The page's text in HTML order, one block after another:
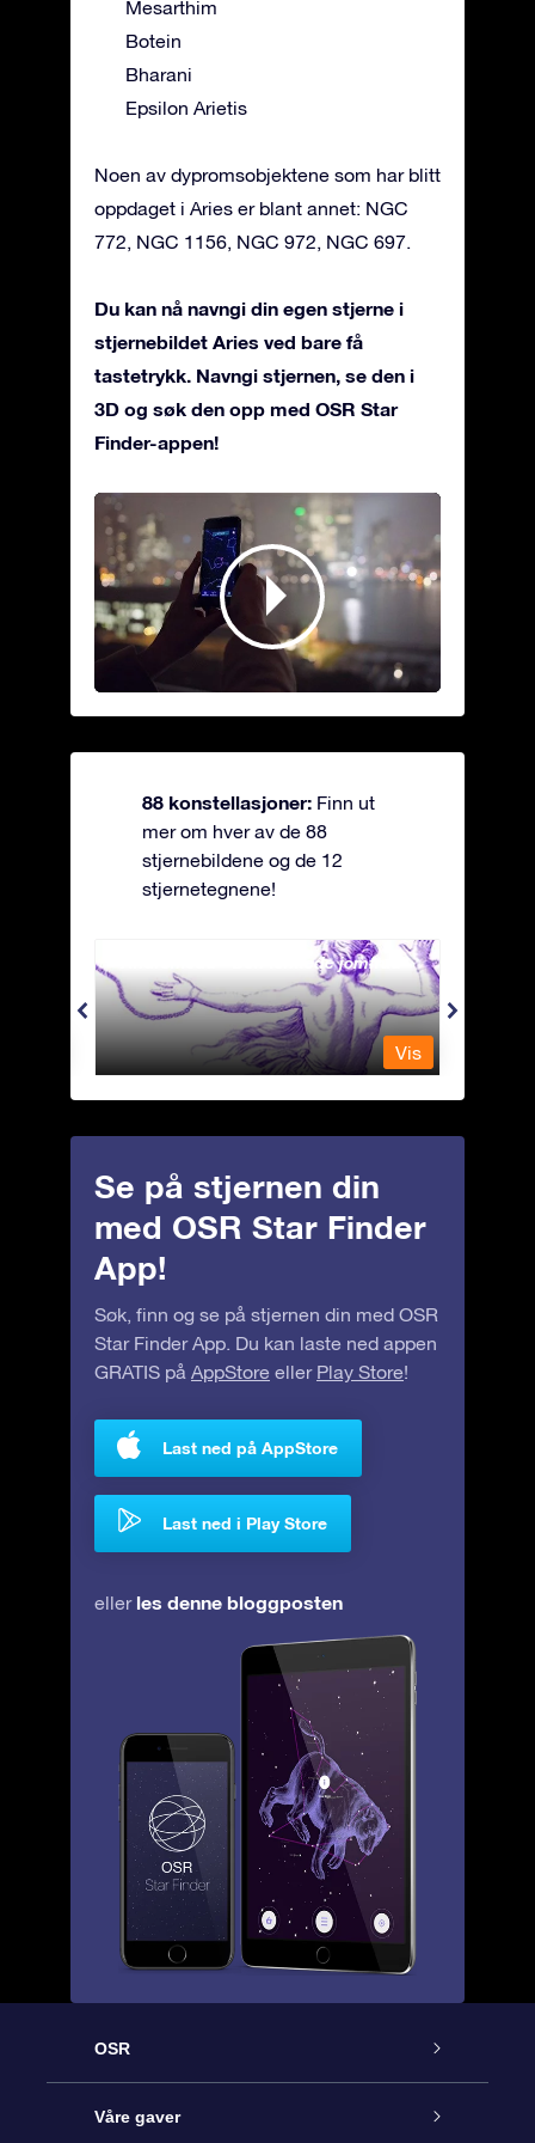
Mesarthim
Botein
Bharani
Epsilon Arietis
Noen av dypromsobjektene som har blitt
oppdaget i Aries er blant annet: NGC
772, NGC 1156, NGC 972, NGC 697.
Du kan nå navngi din egen stjerne i
stjernebildet Aries ved bare få
tastetrykk. Navngi stjernen, se den i
3D og søk den opp med OSR Star
Finder-appen!
88 konstellasjoner: Finn ut
mer om hver av de 88
stjernebildene og de 12
stjernetegnene!
Andromeda - Den lenkede jomfrua
Vis
Se på stjernen din
med OSR Star Finder
App!
Søk, finn og se på stjernen din med OSR
Star Finder App. Du kan laste ned appen
GRATIS på AppStore eller Play Store!
Last ned på AppStore
Last ned i Play Store
eller les denne bloggposten
OSR
Kundeservice
Våre gaver